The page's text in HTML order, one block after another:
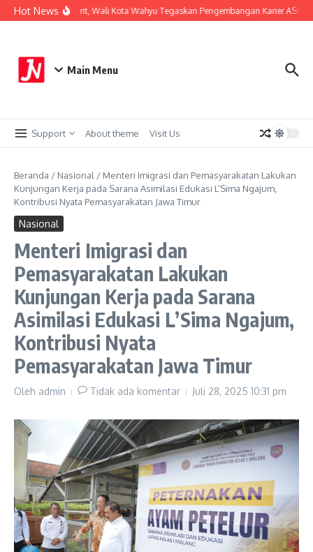
Lewati ke konten
Hot News
Perkuat Sistem Merit, Wali Kota Wahyu Tegaskan Pengembangan Karier ASN
Main Menu
Support About theme Visit Us
Beranda / Nasional / Menteri Imigrasi dan Pemasyarakatan Lakukan
Kunjungan Kerja pada Sarana Asimilasi Edukasi L’Sima Ngajum,
Kontribusi Nyata Pemasyarakatan Jawa Timur
Nasional
Menteri Imigrasi dan
Pemasyarakatan Lakukan
Kunjungan Kerja pada Sarana
Asimilasi Edukasi L’Sima Ngajum,
Kontribusi Nyata
Pemasyarakatan Jawa Timur
Oleh admin Tidak ada komentar Juli 28, 2025 10:31 pm